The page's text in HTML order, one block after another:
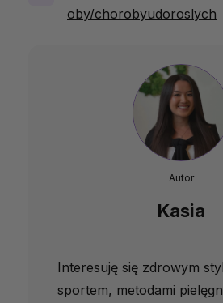
oby/chorobyudoroslych
Autor
Kasia
Interesuję się zdrowym
sportem, metodami